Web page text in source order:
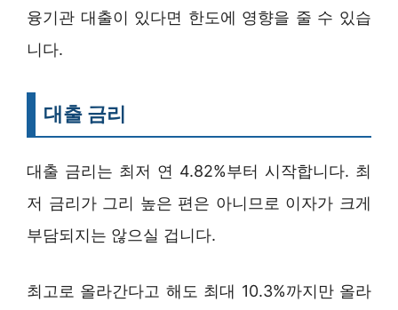
융기관 대출이 있다면 한도에 영향을 줄 수 있습
니다.
대출 금리
대출 금리는 최저 연 4.82%부터 시작합니다. 최
저 금리가 그리 높은 편은 아니므로 이자가 크게
부담되지는 않으실 겁니다.
최고로 올라간다고 해도 최대 10.3%까지만 올라